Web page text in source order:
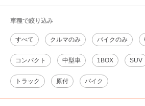
車種で絞り込み
すべて クルマのみ バイクのみ
コンパクト 中型車 1BOX SUV
トラック 原付 バイク